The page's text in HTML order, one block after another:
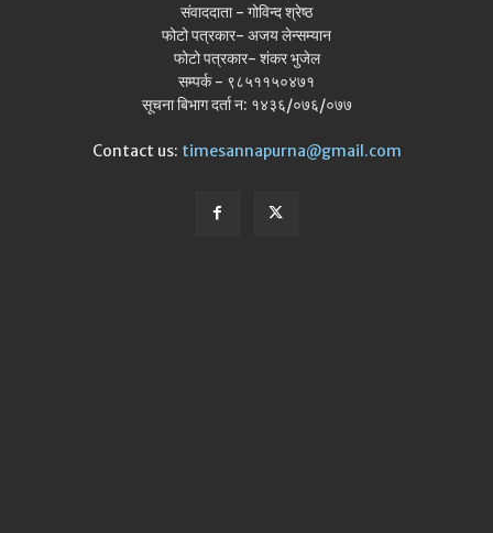
संवाददाता - गोविन्द श्रेष्ठ
फोटो पत्रकार- अजय लेन्सम्यान
फोटो पत्रकार- शंकर भुजेल
सम्पर्क - ९८५११५०४७१
सूचना बिभाग दर्ता न: १४३६/०७६/०७७
Contact us: timesannapurna@gmail.com